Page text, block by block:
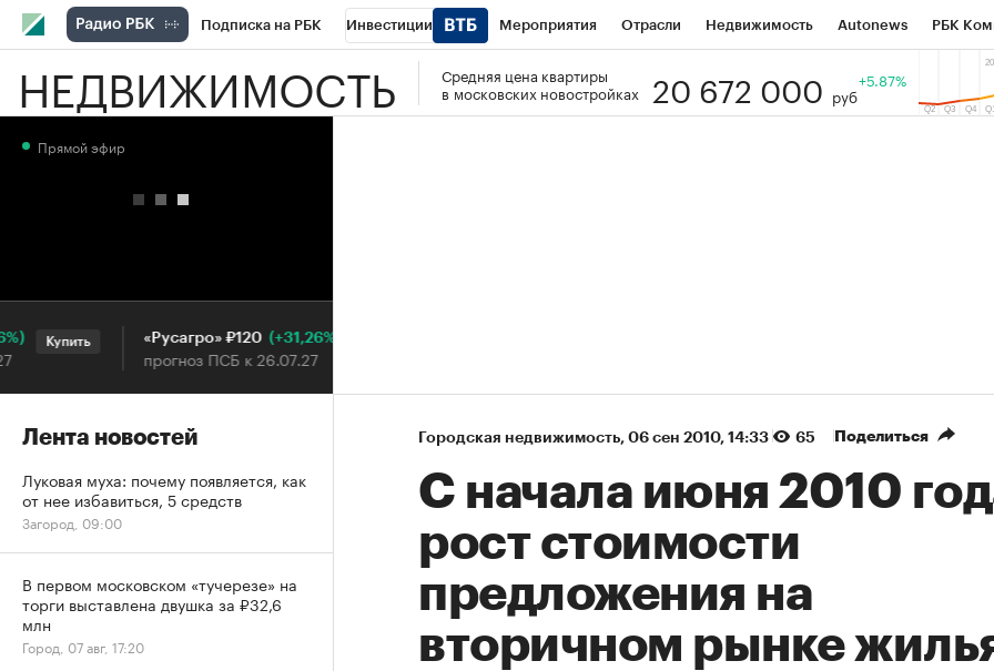
Подписка на РБК Инвестиции Мероприятия Отрасли Недвижимость Autonews РБК
РБК Вино Спорт Школа управления РБК РБК Образование Тренды
НЕДВИЖИМОСТЬ
Средняя цена квартиры
в московских новостройках
20 672 000 руб
+5.87%
Городская недвижимость⁠, 06 сен 2010, 14:33 65 Поделиться
C начала июня 2010
рост стоимости
предложения на
вторичном рынке
Прямой эфир
Купить «Русагро» ₽120 (+31,26%)
прогноз ПСБ к 26.07.27
Лента новостей
Луковая муха: почему появляется, как
от нее избавиться, 5 средств
Загород, 09:00
В первом московском «тучерезе» на
торги выставлена двушка за ₽32,6
млн
Город, 07 авг, 17:20